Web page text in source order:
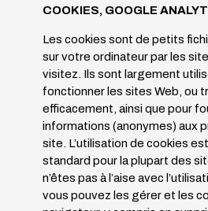
COOKIES, GOOGLE
Les cookies sont de petits
sur votre ordinateur par les
visitez. Ils sont largement
fonctionner les sites Web, ou
efficacement, ainsi que pour
informations (anonymes) aux
site. L’utilisation de cookies
standard pour la plupart des
n’êtes pas à l’aise avec
vous pouvez les gérer et les